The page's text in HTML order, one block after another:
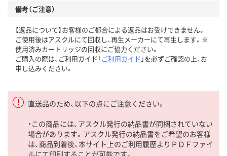
備考（ご注意）
【返品について】お客様のご都合による返品はお受けできません。
ご使用後はアスクルにて回収し、再生メーカーにて再生します。※
使用済みカートリッジの回収にご協力ください。
ご購入の際は、ご利用ガイド「ご利用ガイド 」を必ずご確認の上、お
申し込みください。
直送品のため、以下の点にご注意ください。
・この商品には、アスクル発行の納品書が同梱されていない
場合があります。アスクル発行の納品書をご希望のお客様
は、商品到着後、本サイト上のご利用履歴よりＰＤＦファイ
ルにて印刷することが可能です。